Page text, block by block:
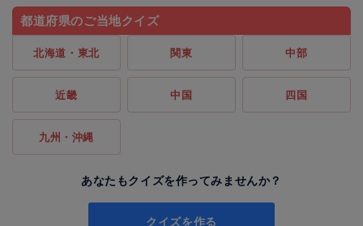
都道府県のご当地クイズ
北海道・東北 関東 中部
近畿 中国 四国
九州・沖縄
あなたもクイズを作ってみませんか？
クイズを作る